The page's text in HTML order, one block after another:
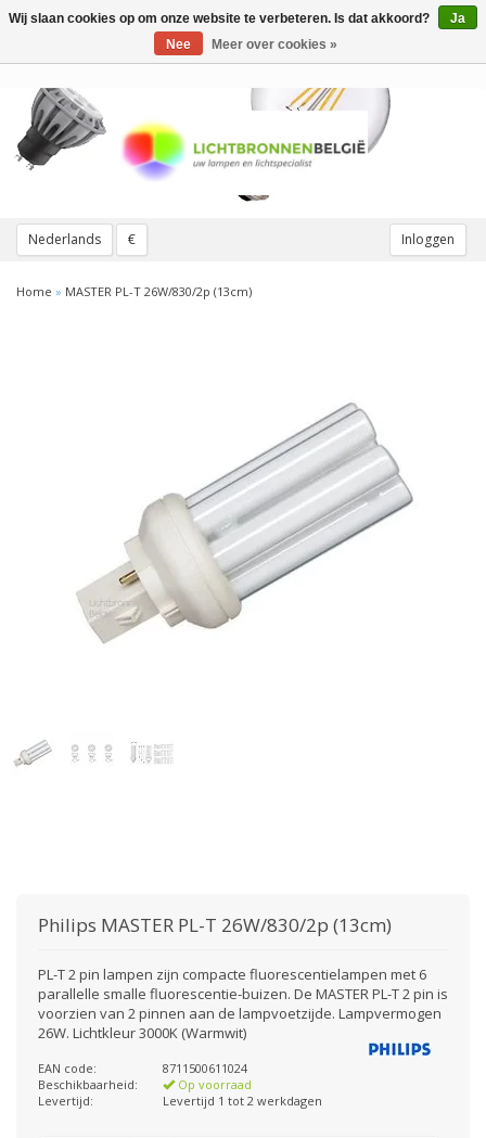
Nederlands € Inloggen
Toggle
Home » MASTER PL-T 26W/830/2p (13cm)
Philips MASTER PL-T 26W/830/2p (13cm)
PL-T 2 pin lampen zijn compacte fluorescentielampen met 6
parallelle smalle fluorescentie-buizen. De MASTER PL-T 2 pin is
voorzien van 2 pinnen aan de lampvoetzijde. Lampvermogen
26W. Lichtkleur 3000K (Warmwit)
EAN code:
8711500611024
Beschikbaarheid:
Op voorraad
Levertijd:
Levertijd 1 tot 2 werkdagen
Wij slaan cookies op om onze website te verbeteren. Is dat akkoord?
Ja
Nee
Meer over cookies »